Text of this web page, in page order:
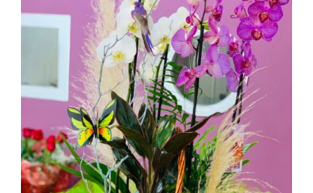
AÑADIR AL CARRITO
/
DETALLES